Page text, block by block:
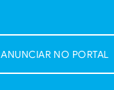
ANUNCIAR NO PORTAL